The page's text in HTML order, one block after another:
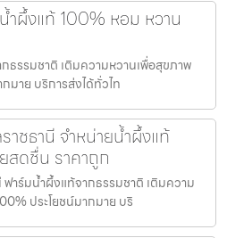
ำผึ้งแท้ 100% หอม หวาน
ธรรมชาติ เติมความหวานเพื่อสุขภาพ
มาย บริการส่งได้ทั่วไท
าชธานี จำหน่ายน้ำผึ้งแท้
สดชื่น ราคาถูก
าร์มน้ำผึ้งแท้จากธรรมชาติ เติมความ
ประโยชน์มากมาย บริ